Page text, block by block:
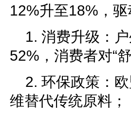
12%升至18%，驱
1. 消费升级：
52%，消费者对“
2. 环保政策：
维替代传统原料；